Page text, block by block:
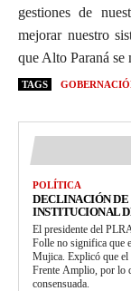
gestiones de
mejorar nuestro
que Alto Paraná se
TAGS
POLÍTICA
DECLINACIÓN
INSTITUCIONAL
El presidente del
Folle no significa que
Mujica. Explicó que el
Frente Amplio, por lo
consensuada.